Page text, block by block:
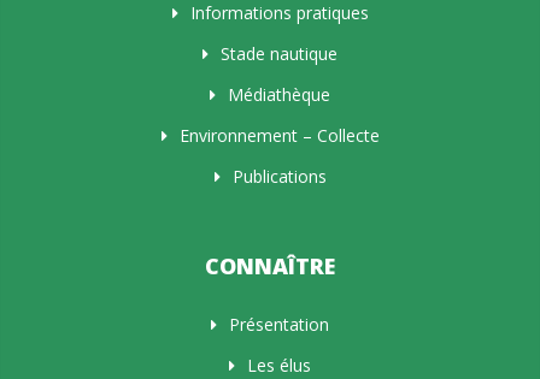
Informations pratiques
Stade nautique
Médiathèque
Environnement – Collecte
Publications
CONNAÎTRE
Présentation
Les élus